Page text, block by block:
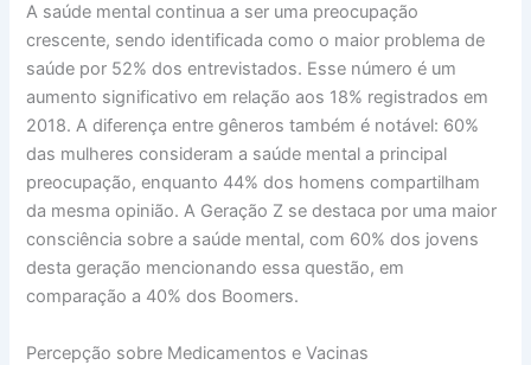
A saúde mental continua a ser uma preocupação
crescente, sendo identificada como o maior problema de
saúde por 52% dos entrevistados. Esse número é um
aumento significativo em relação aos 18% registrados em
2018. A diferença entre gêneros também é notável: 60%
das mulheres consideram a saúde mental a principal
preocupação, enquanto 44% dos homens compartilham
da mesma opinião. A Geração Z se destaca por uma maior
consciência sobre a saúde mental, com 60% dos jovens
desta geração mencionando essa questão, em
comparação a 40% dos Boomers.
Percepção sobre Medicamentos e Vacinas